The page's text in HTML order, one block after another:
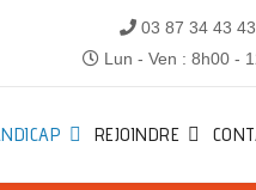
03 87 34 43 43
Lun - Ven : 8h00 -
REJOINDRE